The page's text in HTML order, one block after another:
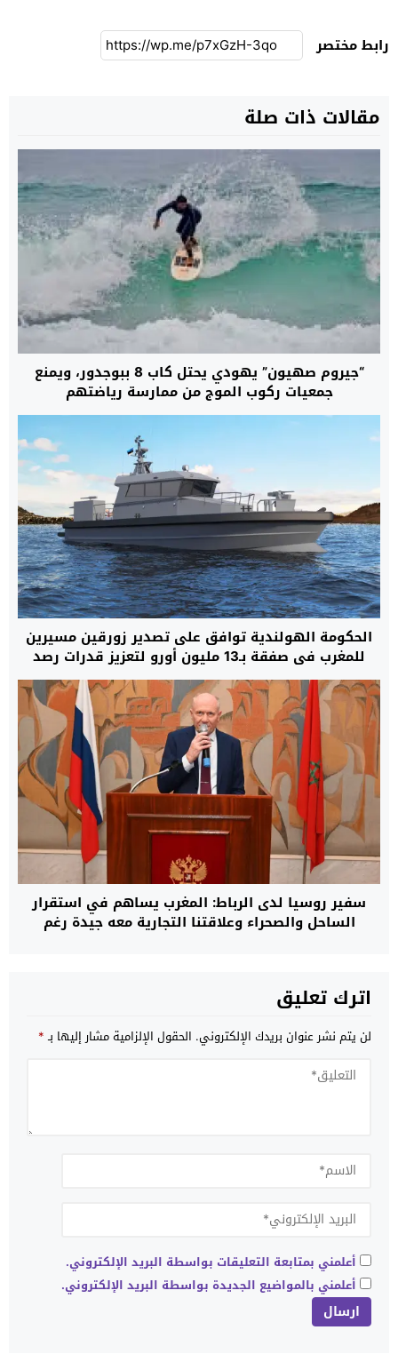
رابط مختصر
مقالات ذات صلة
“جيروم صهيون” يهودي يحتل كاب 8 ببوجدور، ويمنع
جمعيات ركوب الموج من ممارسة رياضتهم
الحكومة الهولندية توافق على تصدير زورقين مسيرين
للمغرب في صفقة بـ13 مليون أورو لتعزيز قدرات رصد
الغواصات والألغام البحرية
سفير روسيا لدى الرباط: المغرب يساهم في استقرار
الساحل والصحراء وعلاقتنا التجارية معه جيدة رغم
اترك تعليق
لن يتم نشر عنوان بريدك الإلكتروني. الحقول الإلزامية مشار إليها بـ*
أعلمني بمتابعة التعليقات بواسطة البريد الإلكتروني.
أعلمني بالمواضيع الجديدة بواسطة البريد الإلكتروني.